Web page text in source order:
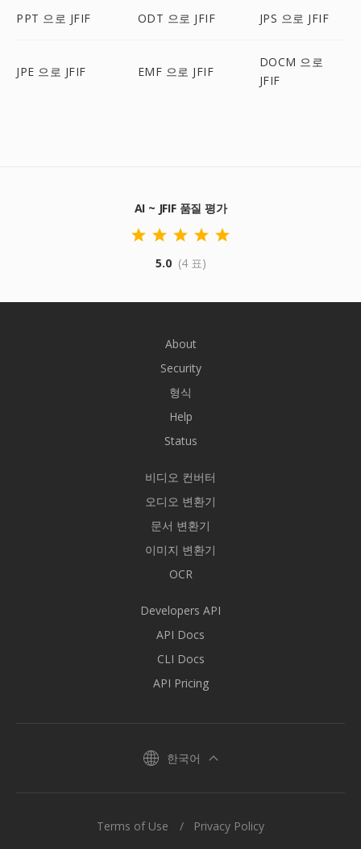
PPT 으로 JFIF ODT 으로 JFIF JPS 으로 JFIF
JPE 으로 JFIF EMF 으로 JFIF
DOCM 으로
JFIF
AI ~ JFIF 품질 평가
5.0 (4 표)
About
Security
형식
Help
Status
비디오 컨버터
오디오 변환기
문서 변환기
이미지 변환기
OCR
Developers API
API Docs
CLI Docs
API Pricing
한국어
Terms of Use Privacy Policy